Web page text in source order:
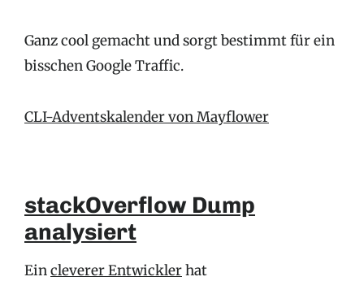
Ganz cool gemacht und sorgt bestimmt für ein
bisschen Google Traffic.
CLI-Adventskalender von Mayflower
stackOverflow Dump
analysiert
Eincleverer Entwicklerhat